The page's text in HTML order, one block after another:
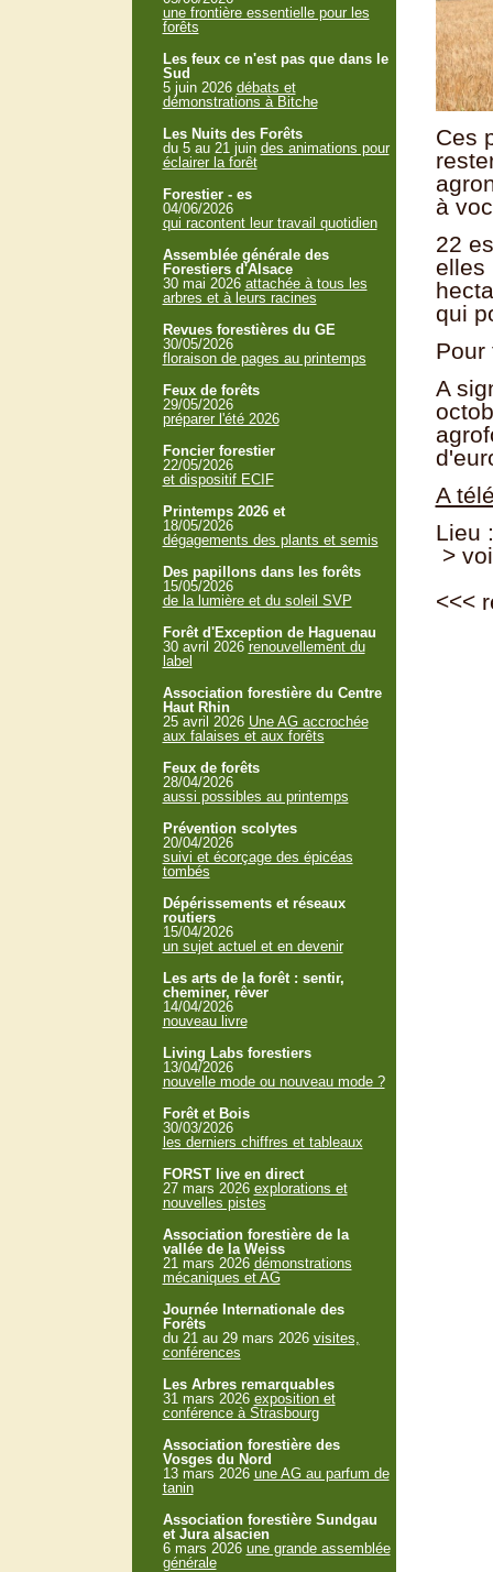
Ces
à
22
elles
qui
Pour
A
A
Lieu
>
<<<
une frontière essentielle pour les
forêts
Les feux ce n'est pas que dans le
Sud
5 juin 2026 débats et
démonstrations à Bitche
Les Nuits des Forêts
du 5 au 21 juin des animations pour
éclairer la forêt
Forestier - es
04/06/2026
qui racontent leur travail quotidien
Assemblée générale des
Forestiers d'Alsace
30 mai 2026 attachée à tous les
arbres et à leurs racines
Revues forestières du GE
30/05/2026
floraison de pages au printemps
Feux de forêts
29/05/2026
préparer l'été 2026
Foncier forestier
22/05/2026
et dispositif ECIF
Printemps 2026 et
18/05/2026
dégagements des plants et semis
Des papillons dans les forêts
15/05/2026
de la lumière et du soleil SVP
Forêt d'Exception de Haguenau
30 avril 2026 renouvellement du
label
Association forestière du Centre
Haut Rhin
25 avril 2026 Une AG accrochée
aux falaises et aux forêts
Feux de forêts
28/04/2026
aussi possibles au printemps
Prévention scolytes
20/04/2026
suivi et écorçage des épicéas
tombés
Dépérissements et réseaux
routiers
15/04/2026
un sujet actuel et en devenir
Les arts de la forêt : sentir,
cheminer, rêver
14/04/2026
nouveau livre
Living Labs forestiers
13/04/2026
nouvelle mode ou nouveau mode ?
Forêt et Bois
30/03/2026
les derniers chiffres et tableaux
FORST live en direct
27 mars 2026 explorations et
nouvelles pistes
Association forestière de la
vallée de la Weiss
21 mars 2026 démonstrations
mécaniques et AG
Journée Internationale des
Forêts
du 21 au 29 mars 2026 visites,
conférences
Les Arbres remarquables
31 mars 2026 exposition et
conférence à Strasbourg
Association forestière des
Vosges du Nord
13 mars 2026 une AG au parfum de
tanin
Association forestière Sundgau
et Jura alsacien
6 mars 2026 une grande assemblée
générale